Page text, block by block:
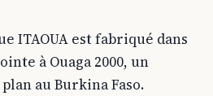
ITAOUA est fabriqué dans
à Ouaga 2000, un
au Burkina Faso.